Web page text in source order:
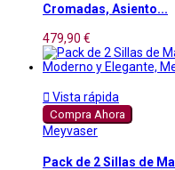
Cromadas, Asiento...
479,90 €
 Vista rápida
Compra Ahora
Meyvaser
Pack de 2 Sillas de